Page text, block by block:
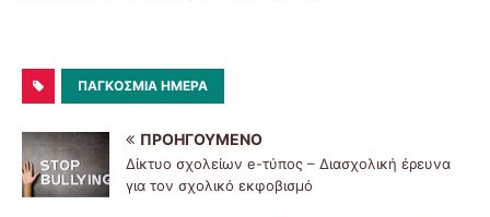
ΠΑΓΚΌΣΜΙΑ ΗΜΈΡΑ
ΠΡΟΗΓΟΎΜΕΝΟ
Δίκτυο σχολείων e-τύπος – Διασχολική έρευνα
για τον σχολικό εκφοβισμό